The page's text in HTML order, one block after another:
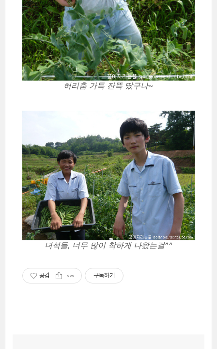
허리춤 가득 잔뜩 땄구나~
녀석들, 너무 많이 착하게 나왔는걸^^
공감 구독하기